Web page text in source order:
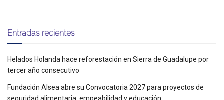
Entradas recientes
Helados Holanda hace reforestación en Sierra de Guadalupe por
tercer año consecutivo
Fundación Alsea abre su Convocatoria 2027 para proyectos de
seguridad alimentaria, empeabilidad y educación